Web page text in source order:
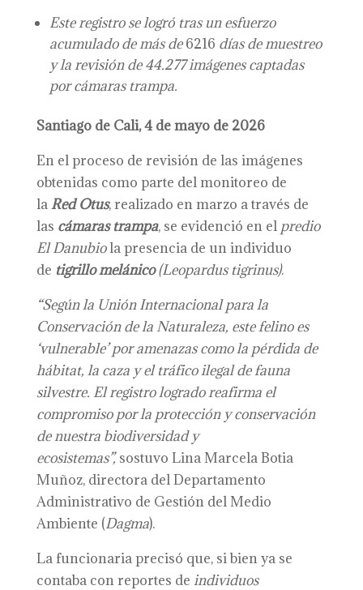
Este registro se logró tras un esfuerzo
acumulado de más de6216 días de muestreo
y la revisión de 44.277 imágenes captadas
por cámaras trampa.
Santiago de Cali,4demayo de 2026
En el proceso de revisión de las imágenes
obtenidas como parte del monitoreo de
laRed Otus, realizado en marzo a través de
las cámaras trampa, se evidenció en el predio
El Danubiola presencia de un individuo
de tigrillo melánico (Leopardus tigrinus).
“Según la Unión Internacional para la
Conservación de la Naturaleza, este felino es
‘vulnerable’ por amenazas como la pérdida de
hábitat, la caza y el tráfico ilegal de fauna
silvestre. El registro logrado reafirma el
compromiso por la protección y conservación
de nuestra biodiversidad y
ecosistemas”,sostuvo Lina Marcela Botia
Muñoz, directora del Departamento
Administrativo de Gestión del Medio
Ambiente (Dagma).
La funcionaria precisó que, si bien ya se
contaba con reportes de individuos